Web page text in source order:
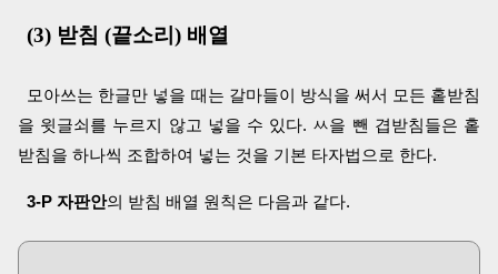
(3) 받침 (끝소리) 배열
모아쓰는 한글만 넣을 때는 갈마들이 방식을 써서 모든 홑받침
을 윗글쇠를 누르지 않고 넣을 수 있다. ㅆ을 뺀 겹받침들은 홑
받침을 하나씩 조합하여 넣는 것을 기본 타자법으로 한다.
3-P 자판안의 받침 배열 원칙은 다음과 같다.